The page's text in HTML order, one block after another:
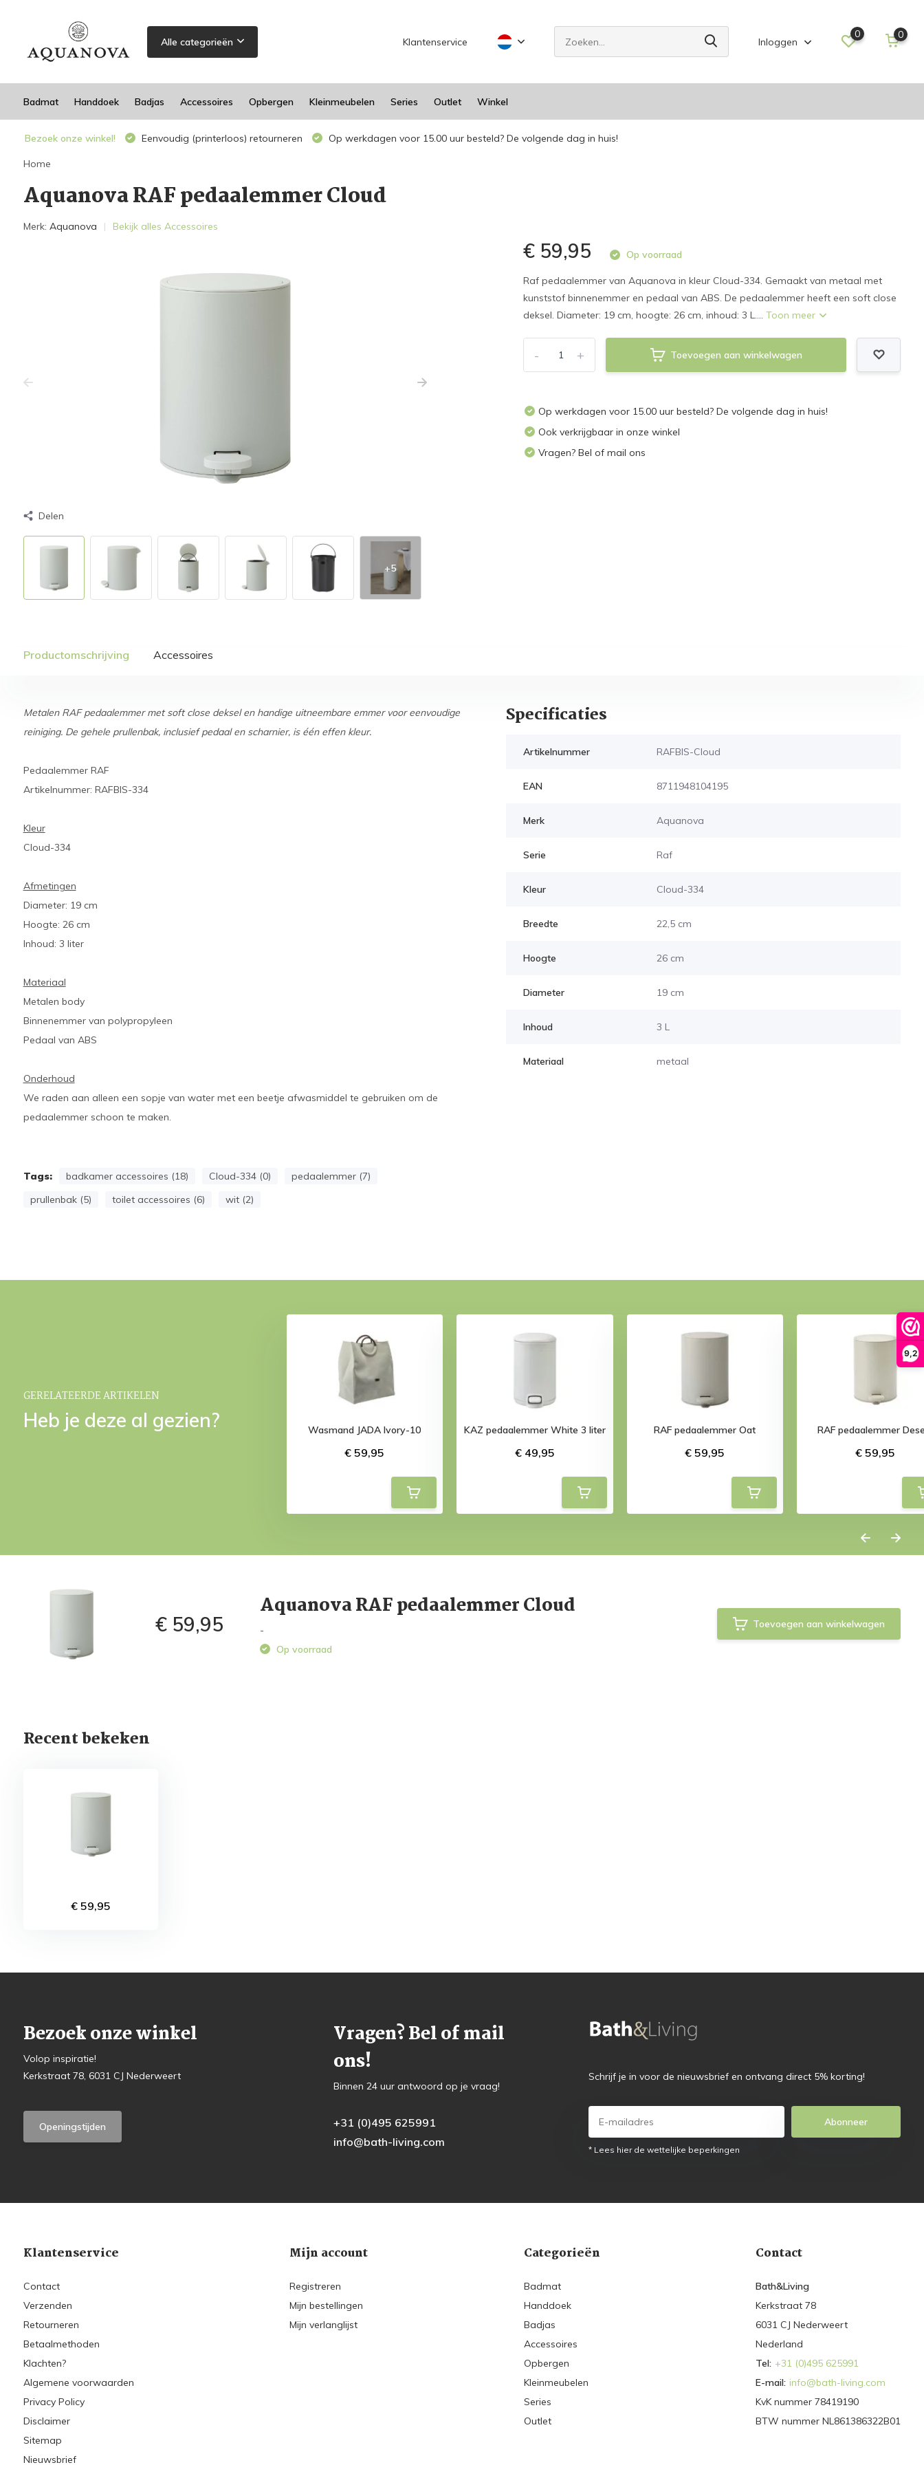
9,2
Alle categorieën Klantenservice Inloggen
0 0
Badmat Handdoek Badjas Accessoires Opbergen Kleinmeubelen Series Outlet Winkel
Bezoek onze winkel! Eenvoudig (printerloos) retourneren Op werkdagen voor 15.00 uur besteld? De volgende dag in huis!
Home
Aquanova RAF pedaalemmer Cloud
Merk: Aquanova Bekijk alles Accessoires
Delen
+5
€ 59,95 Op voorraad
Raf pedaalemmer van Aquanova in kleur Cloud-334. Gemaakt van metaal met
kunststof binnenemmer en pedaal van ABS. De pedaalemmer heeft een soft close
deksel. Diameter: 19 cm, hoogte: 26 cm, inhoud: 3 L....Toon meer
+
- Toevoegen aan winkelwagen
Op werkdagen voor 15.00 uur besteld? De volgende dag in huis!
Ook verkrijgbaar in onze winkel
Vragen? Bel of mail ons
Productomschrijving Accessoires
Metalen RAF pedaalemmer met soft close deksel en handige uitneembare emmer voor eenvoudige
reiniging. De gehele prullenbak, inclusief pedaal en scharnier, is één effen kleur.
Pedaalemmer RAF
Artikelnummer: RAFBIS-334
Kleur
Cloud-334
Afmetingen
Diameter: 19 cm
Hoogte: 26 cm
Inhoud: 3 liter
Materiaal
Metalen body
Binnenemmer van polypropyleen
Pedaal van ABS
Onderhoud
We raden aan alleen een sopje van water met een beetje afwasmiddel te gebruiken om de
pedaalemmer schoon te maken.
Tags: badkamer accessoires (18) Cloud-334 (0)
pedaalemmer (7)
prullenbak (5)
toilet accessoires (6) wit (2)
Specificaties
Artikelnummer RAFBIS-Cloud
EAN 8711948104195
Merk Aquanova
Serie Raf
Kleur Cloud-334
Breedte 22,5 cm
Hoogte 26 cm
Diameter 19 cm
Inhoud 3 L
Materiaal metaal
GERELATEERDE ARTIKELEN
Heb je deze al gezien? Wasmand JADA Ivory-10
€ 59,95
KAZ pedaalemmer White 3 liter
€ 49,95
RAF pedaalemmer Oat
€ 59,95
RAF pedaalemmer
€ 59,95
€ 59,95
Aquanova RAF pedaalemmer Cloud
-
Op voorraad
Toevoegen aan winkelwagen
Recent bekeken
€ 59,95
Bezoek onze winkel
Volop inspiratie!
Kerkstraat 78, 6031 CJ Nederweert
Openingstijden
Vragen? Bel of mail
ons!
Binnen 24 uur antwoord op je vraag!
+31 (0)495 625991
info@bath-living.com
Schrijf je in voor de nieuwsbrief en ontvang direct 5% korting!
Abonneer
* Lees hier de wettelijke beperkingen
Klantenservice
Contact
Verzenden
Retourneren
Betaalmethoden
Klachten?
Algemene voorwaarden
Privacy Policy
Disclaimer
Sitemap
Nieuwsbrief
Mijn account
Registreren
Mijn bestellingen
Mijn verlanglijst
Categorieën
Badmat
Handdoek
Badjas
Accessoires
Opbergen
Kleinmeubelen
Series
Outlet
Contact
Bath&Living
Kerkstraat 78
6031 CJ Nederweert
Nederland
Tel: +31 (0)495 625991
E-mail: info@bath-living.com
KvK nummer 78419190
BTW nummer NL861386322B01